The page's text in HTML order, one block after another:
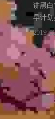
讲黑白
早计
2019-